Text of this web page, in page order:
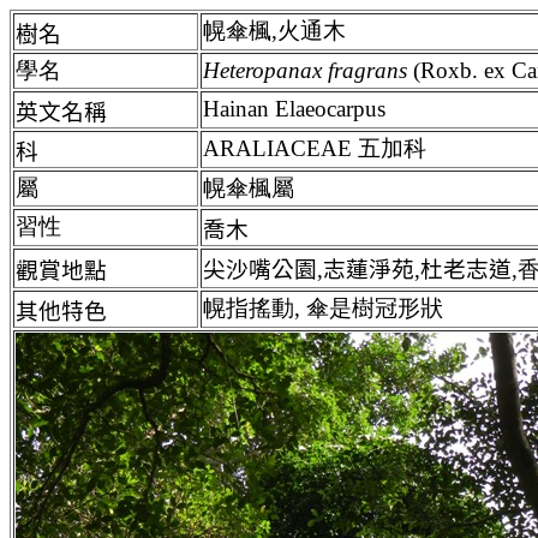
樹名
幌傘楓,火通木
學名
Heteropanax fragrans (Roxb. ex
英文名稱
Hainan Elaeocarpus
科
ARALIACEAE 五加科
屬
幌傘楓屬
習性
喬木
觀賞地點
尖沙嘴公園,志蓮淨苑,杜老志道,
其他特色
幌指搖動, 傘是樹冠形狀